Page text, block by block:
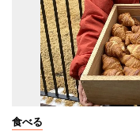
食べる